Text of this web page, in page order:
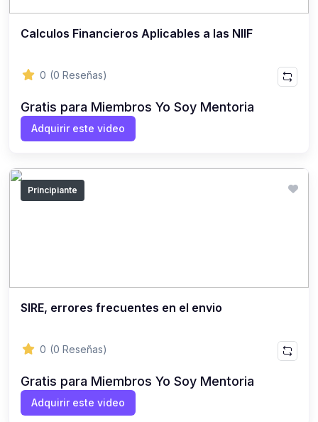
Calculos Financieros Aplicables a las NIIF
0 (0 Reseñas)
Gratis para Miembros Yo Soy Mentoria
Adquirir este video
Principiante
SIRE, errores frecuentes en el envio
0 (0 Reseñas)
Gratis para Miembros Yo Soy Mentoria
Adquirir este video